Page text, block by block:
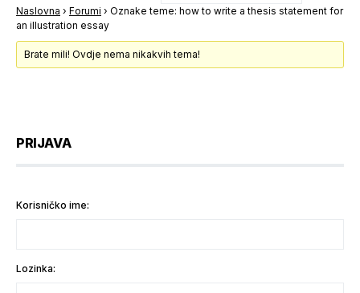
Naslovna › Forumi › Oznake teme: how to write a thesis statement for
an illustration essay
Brate mili! Ovdje nema nikakvih tema!
PRIJAVA
Korisničko ime:
Lozinka: